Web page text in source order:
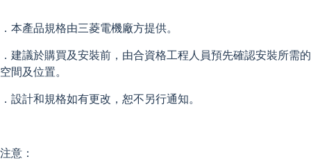
．本產品規格由三菱電機廠方提供。
．建議於購買及安裝前，由合資格工程人員預先確認安裝所需的
空間及位置。
．設計和規格如有更改，恕不另行通知。
注意：